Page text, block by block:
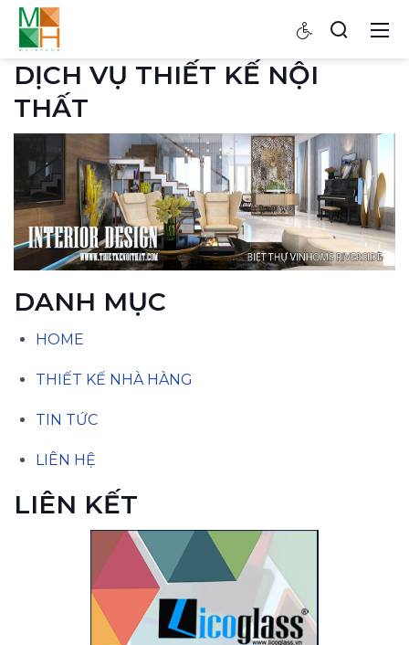
DỊCH VỤ THIẾT KẾ NỘI
THẤT
DANH MỤC
HOME
THIẾT KẾ NHÀ HÀNG
TIN TỨC
LIÊN HỆ
LIÊN KẾT